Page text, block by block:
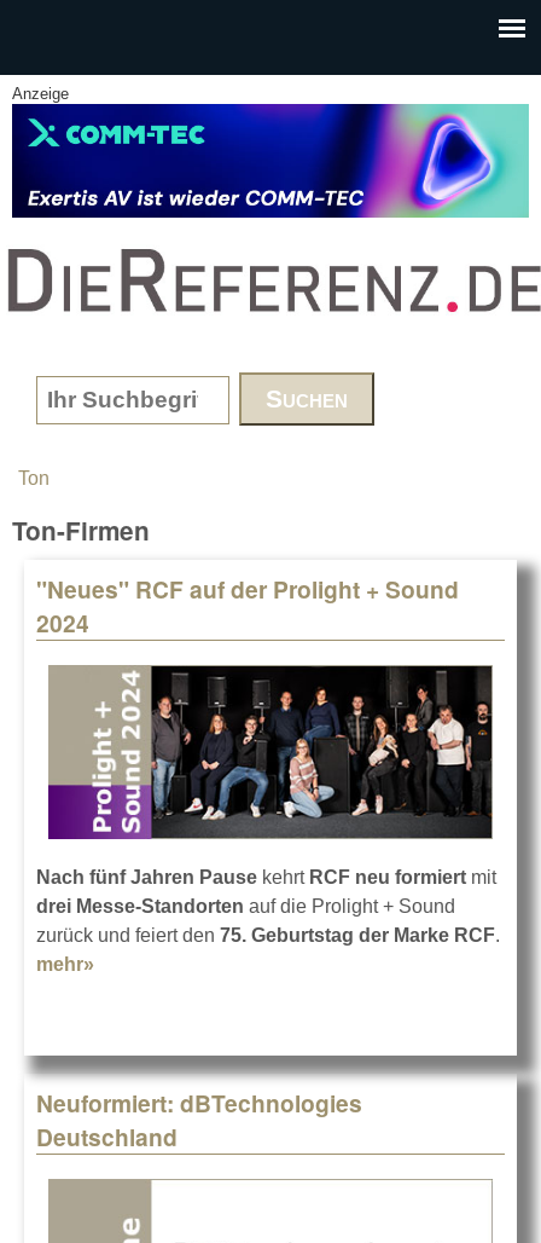
Anzeige
www.DieReferenz.de
Search form
You are here
Ton
Ton-Firmen
"Neues" RCF auf der Prolight + Sound
2024
Nach fünf Jahren Pause kehrtRCF neu formiert mit
drei Messe-Standorten auf die Prolight + Sound
zurück und feiert den 75. Geburtstag der Marke RCF.
mehr»
Neuformiert: dBTechnologies
Deutschland
Pages